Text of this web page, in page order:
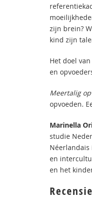
zijn brein?
kind zijn
Het doel
en
Meertalig
opvoeden.
Marinella
studie
Néerlandais
en
en het